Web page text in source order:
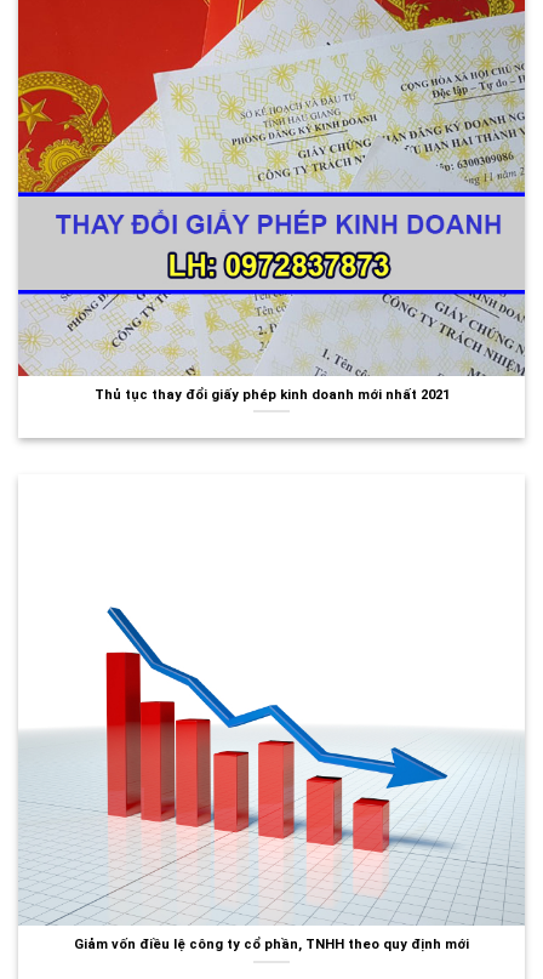
Thủ tục thay đổi giấy phép kinh doanh mới nhất 2021
Giảm vốn điều lệ công ty cổ phần, TNHH theo quy định mới